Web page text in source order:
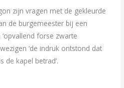
zijn vragen met de gekleurde
de burgemeester bij een
forse zwarte
‘de indruk ontstond dat
de kapel betrad’.